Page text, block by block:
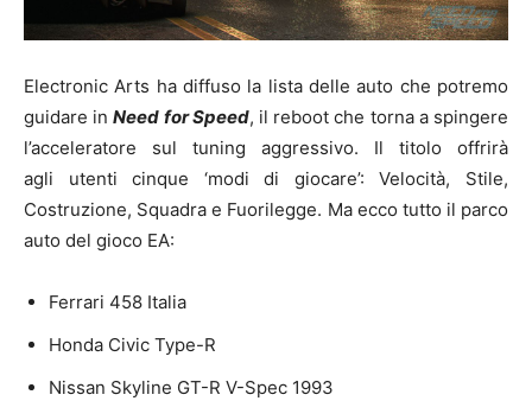
Electronic Arts ha diffuso la lista delle auto che potremo
guidare inNeed for Speed, il reboot che torna a spingere
l’acceleratore sul tuning aggressivo. Il titolo offrirà
agli utenti cinque ‘modi di giocare’: Velocità, Stile,
Costruzione, Squadra e Fuorilegge. Ma ecco tutto il parco
auto del gioco EA:
Ferrari 458 Italia
Honda Civic Type-R
Nissan Skyline GT-R V-Spec 1993